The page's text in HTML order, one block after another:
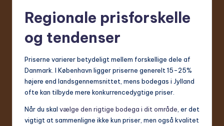
Regionale prisforskelle
og tendenser
Priserne varierer betydeligt mellem forskellige dele af
Danmark. I København ligger priserne generelt 15-25%
højere end landsgennemsnittet, mens bodegas i Jylland
ofte kan tilbyde mere konkurrencedygtige priser.
Når du skal vælge den rigtige bodega i dit område , er det
vigtigt at sammenligne ikke kun priser, men også kvalitet